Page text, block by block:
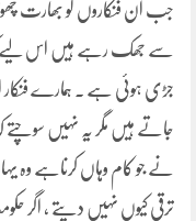
جب ان فنکاروں کو بھارت
سے جھک رہے ہیں اس لیے
جڑی ہوئی ہے ۔ ہمارے
جاتے ہیں مگر یہ نہیں
نے جو کام وہاں کرناہے وہ
ترقی کیوں نہیں دیتے ، اگر